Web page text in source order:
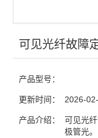
红外显示卡
激光能量计
激光功率计
可见光纤故障
产品型号：
更新时间： 2026-
产品介绍：
可见光
极管光